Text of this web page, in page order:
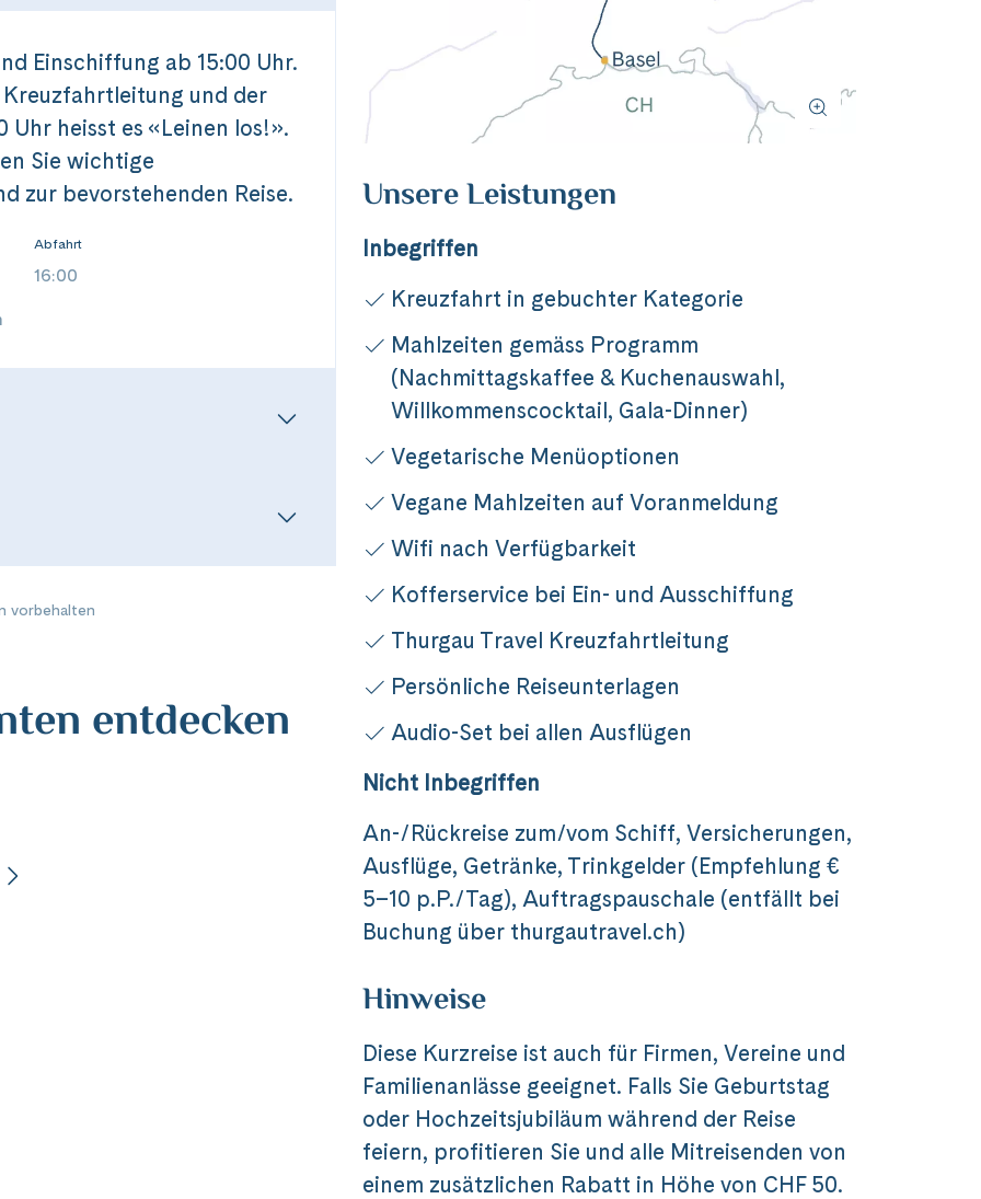
ins Herz des Elsass
Messenger
Einschiffung ab 15:00 Uhr.
und der
Uhr heisst es «Leinen los!».
Sie wichtige
zur bevorstehenden Reise.
Abfahrt
16:00
vorbehalten
entdecken
Unsere Leistungen
Inbegriffen
Kreuzfahrt in gebuchter Kategorie
Mahlzeiten gemäss Programm
(Nachmittagskaffee & Kuchenauswahl,
Willkommenscocktail, Gala-Dinner)
Vegetarische Menüoptionen
Vegane Mahlzeiten auf Voranmeldung
Wifi nach Verfügbarkeit
Kofferservice bei Ein- und Ausschiffung
Thurgau Travel Kreuzfahrtleitung
Persönliche Reiseunterlagen
Audio-Set bei allen Ausflügen
Nicht Inbegriffen
An-/Rückreise zum/vom Schiff, Versicherungen,
Ausflüge, Getränke, Trinkgelder (Empfehlung €
5–10 p.P./Tag), Auftragspauschale (entfällt bei
Buchung über thurgautravel.ch)
Hinweise
Diese Kurzreise ist auch für Firmen, Vereine und
Familienanlässe geeignet. Falls Sie Geburtstag
oder Hochzeitsjubiläum während der Reise
feiern, profitieren Sie und alle Mitreisenden von
einem zusätzlichen Rabatt in Höhe von CHF 50.
Dieser Inhalt wird von einem Drittanbieter gehostet. Durch das Zeigen der
Nicht erneut fragen